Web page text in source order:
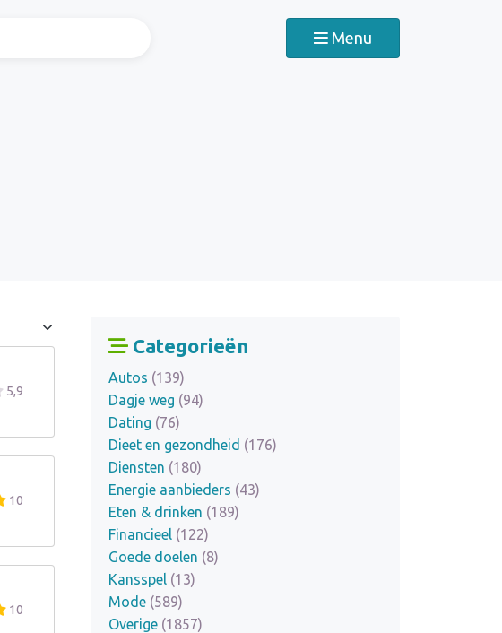
Menu
5,9
10
10
Categorieën
Autos (139)
Dagje weg (94)
Dating (76)
Dieet en gezondheid (176)
Diensten (180)
Energie aanbieders (43)
Eten & drinken (189)
Financieel (122)
Goede doelen (8)
Kansspel (13)
Mode (589)
Overige (1857)